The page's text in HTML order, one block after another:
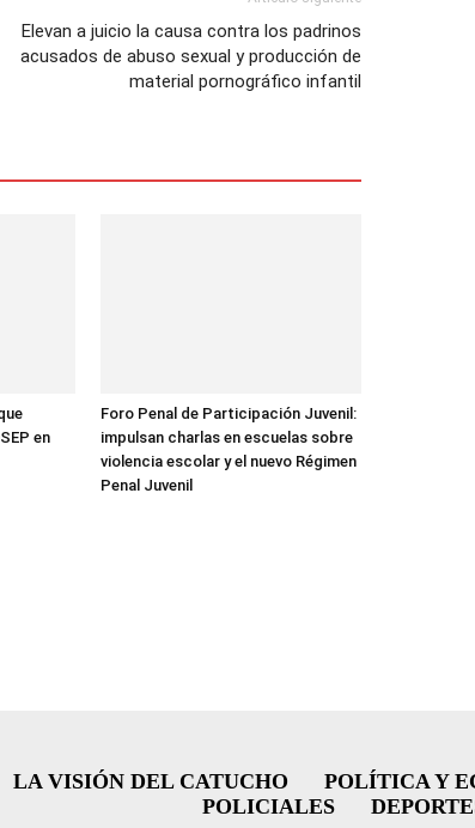
Elevan a juicio la causa contra los padrinos
acusados de abuso sexual y producción de
material pornográfico infantil
en
Foro Penal de Participación Juvenil:
impulsan charlas en escuelas sobre
violencia escolar y el nuevo Régimen
Penal Juvenil
LA VISIÓN DEL CATUCHO POLÍTICA Y
POLICIALES